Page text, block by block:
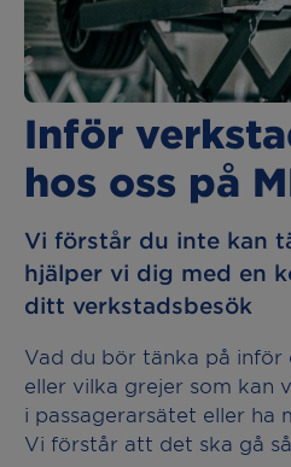
Inför
hos oss på
Vi förstår du inte kan
hjälper vi dig med en
ditt verkstadsbesök
Vad du bör tänka på
eller vilka grejer som kan
i passagerarsätet eller ha
Vi förstår att det ska gå